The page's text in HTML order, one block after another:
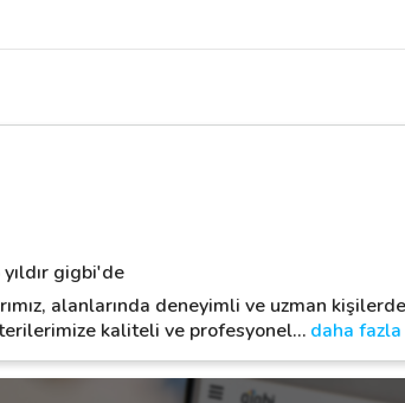
yıldır gigbi'de
alanlarında deneyimli ve uzman
kaliteli ve profesyonel… daha fazla